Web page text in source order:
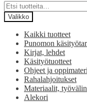
Etsi:
Valikko
Kaikki tuotteet
Punomon
Kirjat, lehdet
Käsityötuotteet
Ohjeet ja
Rahalahjoitukset
Materiaalit,
Alekori